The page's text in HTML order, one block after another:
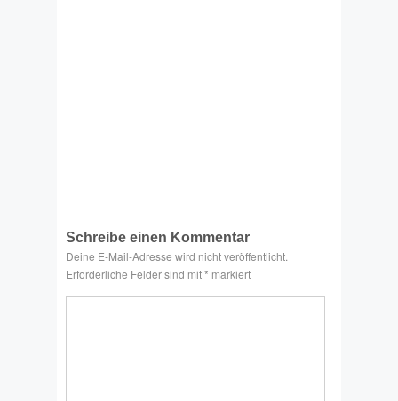
Schreibe einen Kommentar
Deine E-Mail-Adresse wird nicht veröffentlicht.
Erforderliche Felder sind mit* markiert